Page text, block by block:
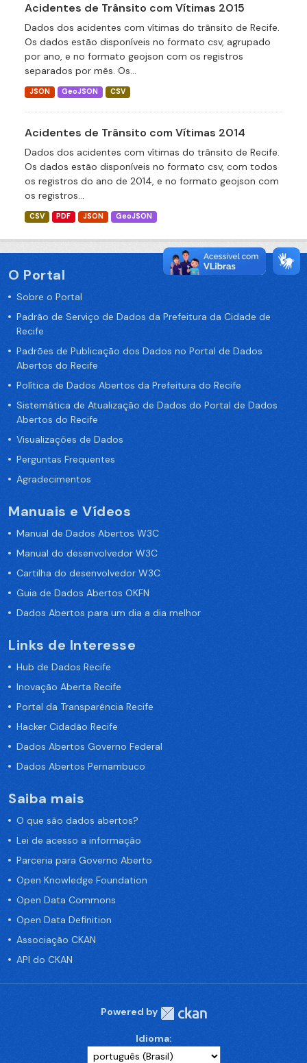
Acidentes de Trânsito com Vítimas 2015
Dados dos acidentes com vítimas do trânsito de Recife.
Os dados estão disponíveis no formato csv, agrupado
por ano, e no formato geojson com os registros
separados por mês. Os...
JSON GeoJSON CSV
Acidentes de Trânsito com Vítimas 2014
Dados dos acidentes com vítimas do trânsito de Recife.
Os dados estão disponíveis no formato csv, com todos
os registros do ano de 2014, e no formato geojson com
os registros...
CSV PDF JSON GeoJSON
O Portal
Sobre o Portal
Padrão de Serviço de Dados da Prefeitura da Cidade de
Recife
Padrões de Publicação dos Dados no Portal de Dados
Abertos do Recife
Política de Dados Abertos da Prefeitura do Recife
Sistemática de Atualização de Dados do Portal de Dados
Abertos do Recife
Visualizações de Dados
Perguntas Frequentes
Agradecimentos
Manuais e Vídeos
Manual de Dados Abertos W3C
Manual do desenvolvedor W3C
Cartilha do desenvolvedor W3C
Guia de Dados Abertos OKFN
Dados Abertos para um dia a dia melhor
Links de Interesse
Hub de Dados Recife
Inovação Aberta Recife
Portal da Transparência Recife
Hacker Cidadão Recife
Dados Abertos Governo Federal
Dados Abertos Pernambuco
Saiba mais
O que são dados abertos?
Lei de acesso a informação
Parceria para Governo Aberto
Open Knowledge Foundation
Open Data Commons
Open Data Definition
Associação CKAN
API do CKAN
Powered by
Idioma